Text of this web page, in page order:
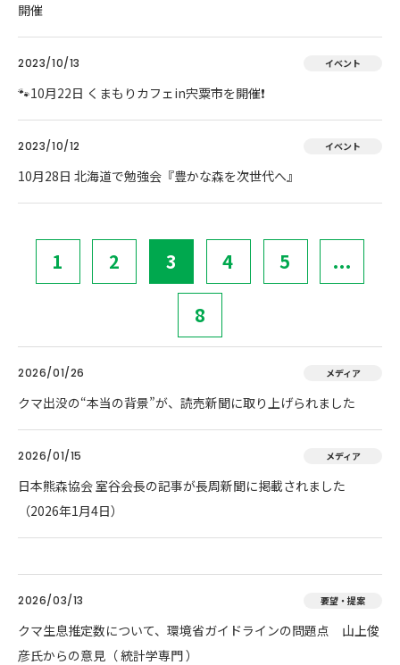
開催
2023/10/13 イベント
🐾10月22日 くまもりカフェin宍粟市を開催❗
2023/10/12 イベント
10月28日 北海道で勉強会『豊かな森を次世代へ』
1 2 3 4 5 ...
8
2026/01/26 メディア
クマ出没の“本当の背景”が、読売新聞に取り上げられました
2026/01/15 メディア
日本熊森協会 室谷会長の記事が長周新聞に掲載されました
（2026年1月4日）
2026/03/13 要望・提案
クマ生息推定数について、環境省ガイドラインの問題点 山上俊
彦氏からの意見（ 統計学専門 ）